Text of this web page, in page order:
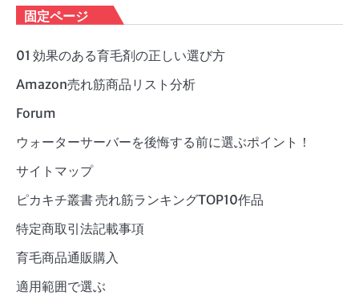
ゴ
リ
ー
固定ページ
01 効果のある育毛剤の正しい選び方
Amazon売れ筋商品リスト分析
Forum
ウォーターサーバーを後悔する前に選ぶポイント！
サイトマップ
ピカキチ叢書 売れ筋ランキングTOP10作品
特定商取引法記載事項
育毛商品通販購入
適用範囲で選ぶ